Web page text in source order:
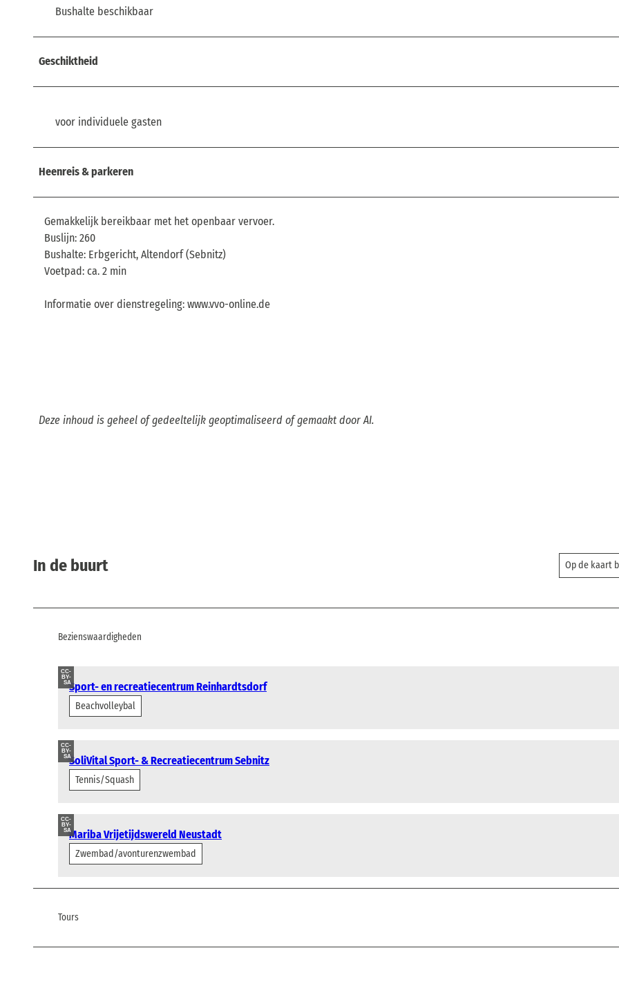
Bushalte beschikbaar
Geschiktheid
voor individuele gasten
Heenreis & parkeren
Gemakkelijk bereikbaar met het openbaar vervoer.
Buslijn: 260
Bushalte: Erbgericht, Altendorf (Sebnitz)
Voetpad: ca. 2 min
Informatie over dienstregeling: www.vvo-online.de
Deze inhoud is geheel of gedeeltelijk geoptimaliseerd of gemaakt door AI.
In de buurt Op de kaart
Bezienswaardigheden
CC-
BY-
SASport- en recreatiecentrum Reinhardtsdorf
Beachvolleybal
CC-
BY-
SASoliVital Sport- & Recreatiecentrum Sebnitz
Tennis/Squash
CC-
BY-
SAMariba Vrijetijdswereld Neustadt
Zwembad/avonturenzwembad
Tours